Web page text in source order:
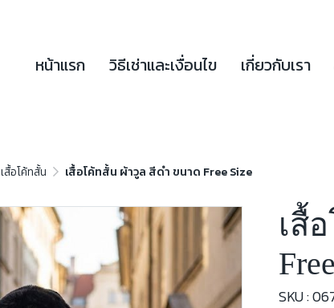
หน้าแรก วิธีเช่าและเงื่อนไข เกี่ยวกับเรา
เสื้อโค้ทสั้น เสื้อโค้ทสั้น ผ้าวูล สีดำ ขนาด Free Size
เสื้
SKU :